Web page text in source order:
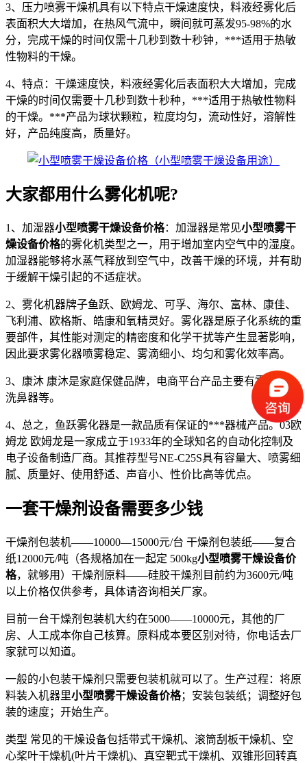
3、压力喷雾干燥机具有以下特点干燥速度快，料液经雾化后
表面积大大增加，在热风气流中，瞬间就可蒸发95-98%的水
分，完成干燥的时间仅需十几秒到数十秒钟，***适用于热敏
性物料的干燥。
4、特点：干燥速度快，料液经雾化后表面积大大增加，完成
干燥的时间仅需要十几秒到数十秒种，***适用于热敏性物料
的干燥。***产品为球状颗粒，粒度均匀，流动性好，溶解性
好，产品纯度高，质量好。
大家都用什么雾化机呢?
1、加湿器小型喷雾干燥设备价格：加湿器是常见小型喷雾干
燥设备价格的雾化机类型之一，用于增加室内空气中的湿度。
加湿器能够将水蒸气释放到空气中，改善干燥的环境，并有助
于缓解干燥引起的不适症状。
2、雾化机器牌子鱼跃、欧姆龙、可孚、海尔、富林、康佳、
飞利浦、欧格斯、皓康和氧精灵好。雾化器是原子化系统的重
要部件，其性能对测定的精密度和化学干扰等产生显著影响，
因此要求雾化器喷雾稳定、雾滴细小、均匀和雾化效率高。
3、康沐 康沐是家庭保健品牌，电商平台产品主要有雾化器、
洗鼻器等。
4、总之，鱼跃雾化器是一款品质有保证的***器械产品。03欧
姆龙 欧姆龙是一家成立于1933年的全球知名的自动化控制及
电子设备制造厂商。其推荐型号NE-C25S具有容量大、喷雾细
腻、质量好、使用舒适、声音小、性价比高等优点。
一套干燥剂设备需要多少钱
干燥剂包装机——10000—15000元/台 干燥剂包装纸——复合
纸12000元/吨（各规格加在一起定 500kg小型喷雾干燥设备价
格，就够用）干燥剂原料——硅胶干燥剂目前约为3600元/吨
以上价格仅供参考，具体请咨询相关厂家。
目前一台干燥剂包装机大约在5000——10000元，其他的厂
房、人工成本你自己核算。原料成本要区别对待，你电话去厂
家就可以知道。
一般的小包装干燥剂只需要包装机就可以了。生产过程：将原
料装入机器里小型喷雾干燥设备价格；安装包装纸；调整好包
装的速度；开始生产。
类型 常见的干燥设备包括带式干燥机、滚筒刮板干燥机、空
心桨叶干燥机(叶片干燥机)、真空靶式干燥机、双锥形回转真